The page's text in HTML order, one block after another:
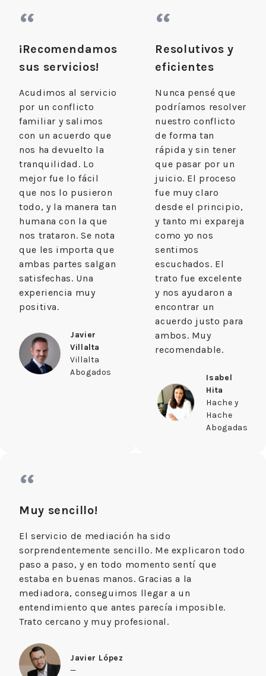
“
¡Recomendamos
sus servicios!
Acudimos al servicio
por un conflicto
familiar y salimos
con un acuerdo que
nos ha devuelto la
tranquilidad. Lo
mejor fue lo fácil
que nos lo pusieron
todo, y la manera tan
humana con la que
nos trataron. Se nota
que les importa que
ambas partes salgan
satisfechas. Una
experiencia muy
positiva.
Javier
Villalta
Villalta
Abogados
“
Resolutivos y
eficientes
Nunca pensé que
podríamos resolver
nuestro conflicto
de forma tan
rápida y sin tener
que pasar por un
juicio. El proceso
fue muy claro
desde el principio,
y tanto mi expareja
como yo nos
sentimos
escuchados. El
trato fue excelente
y nos ayudaron a
encontrar un
acuerdo justo para
ambos. Muy
recomendable.
Isabel
Hita
Hache y
Hache
Abogadas
“
Muy sencillo!
El servicio de mediación ha sido
sorprendentemente sencillo. Me explicaron todo
paso a paso, y en todo momento sentí que
estaba en buenas manos. Gracias a la
mediadora, conseguimos llegar a un
entendimiento que antes parecía imposible.
Trato cercano y muy profesional.
Javier López
—